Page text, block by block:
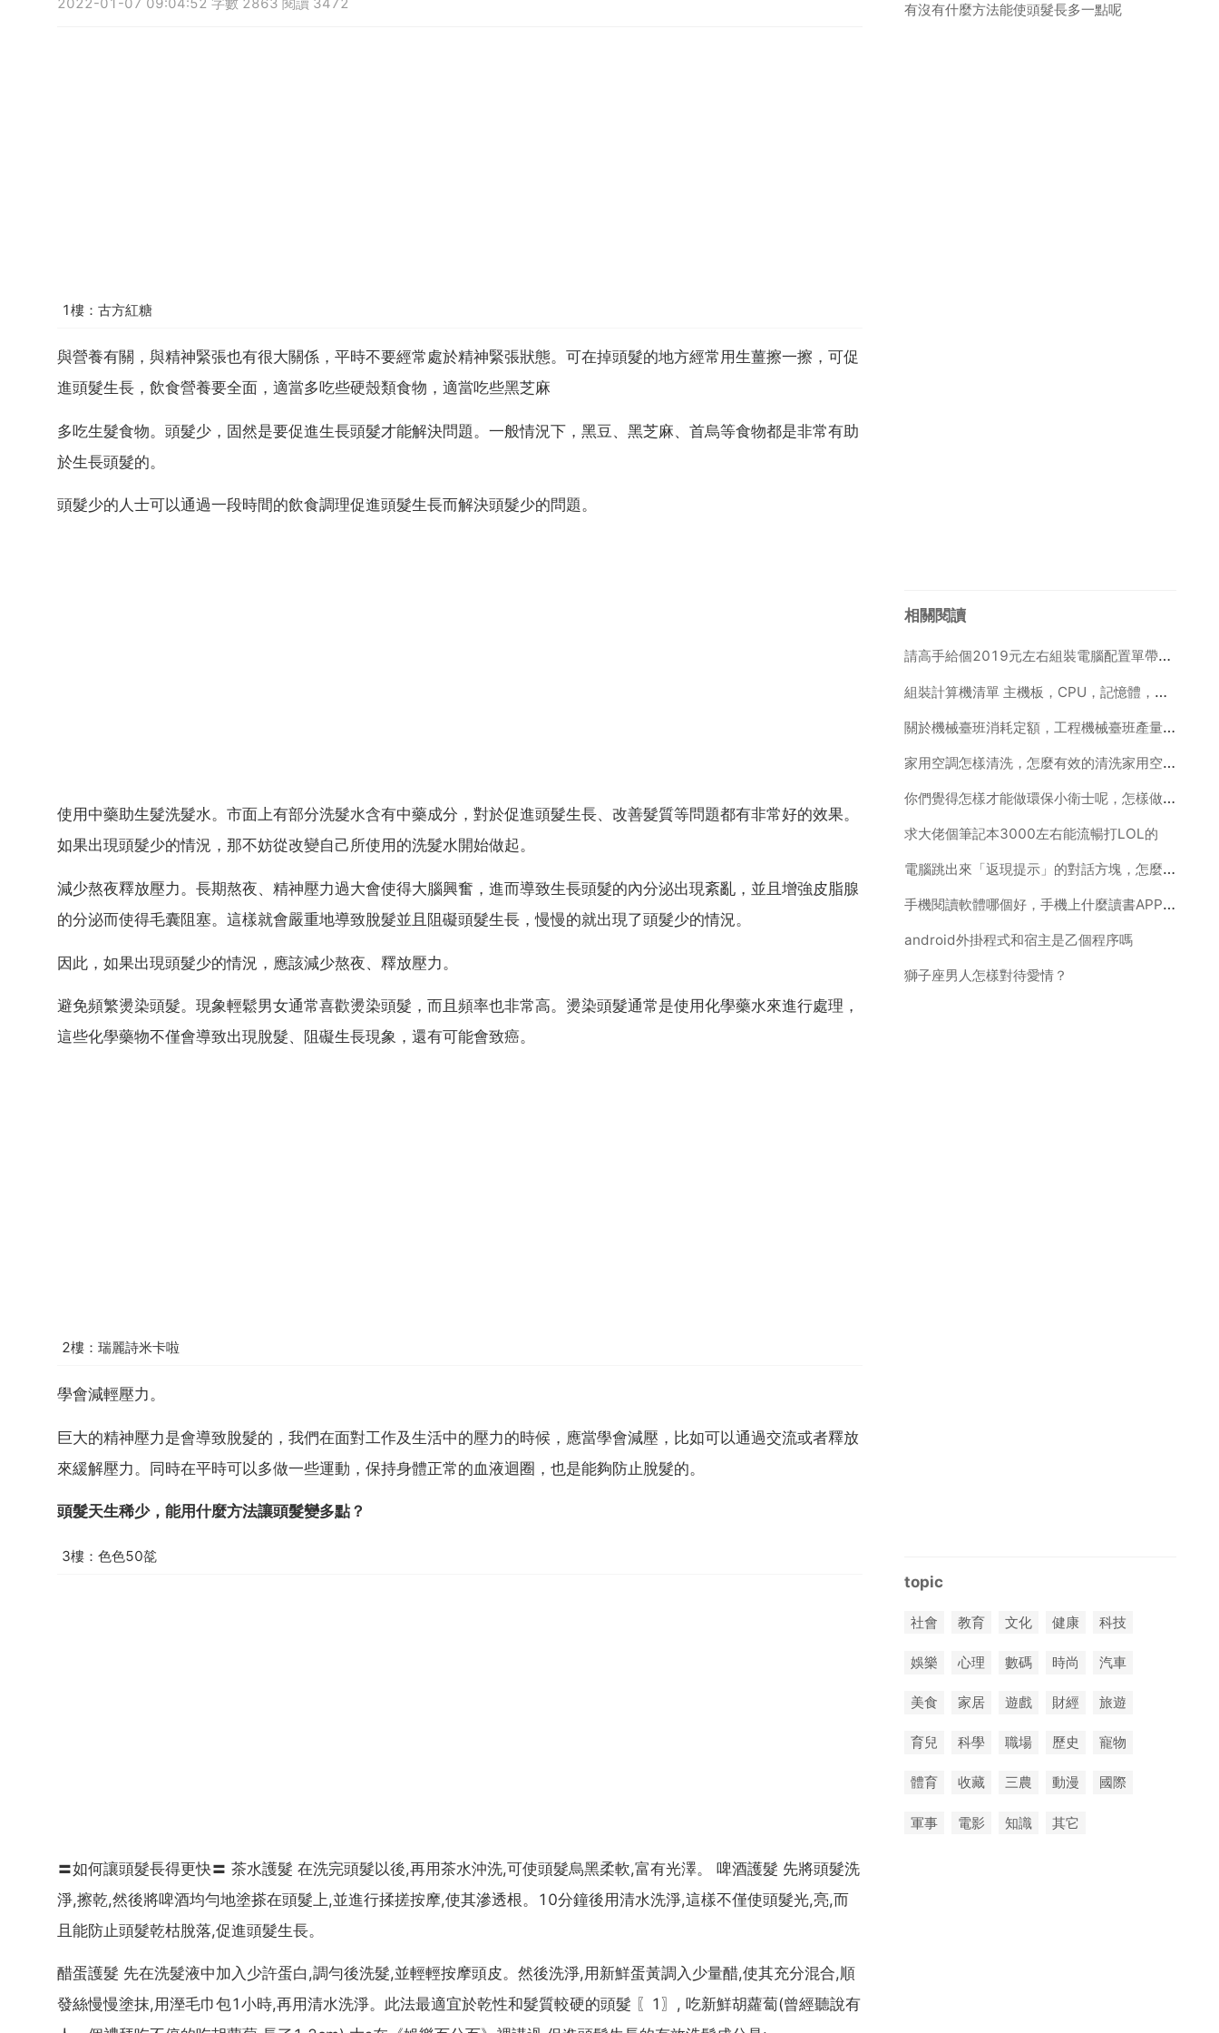
2022-01-07 09:04:52 字數 2863 閱讀 3472
1樓：古方紅糖
與營養有關，與精神緊張也有很大關係，平時不要經常處於精神緊張狀態。可在掉頭髮的地方經常用生薑擦一擦，可促
進頭髮生長，飲食營養要全面，適當多吃些硬殼類食物，適當吃些黑芝麻
多吃生髮食物。頭髮少，固然是要促進生長頭髮才能解決問題。一般情況下，黑豆、黑芝麻、首烏等食物都是非常有助
於生長頭髮的。
頭髮少的人士可以通過一段時間的飲食調理促進頭髮生長而解決頭髮少的問題。
使用中藥助生髮洗髮水。市面上有部分洗髮水含有中藥成分，對於促進頭髮生長、改善髮質等問題都有非常好的效果。
如果出現頭髮少的情況，那不妨從改變自己所使用的洗髮水開始做起。
減少熬夜釋放壓力。長期熬夜、精神壓力過大會使得大腦興奮，進而導致生長頭髮的內分泌出現紊亂，並且增強皮脂腺
的分泌而使得毛囊阻塞。這樣就會嚴重地導致脫髮並且阻礙頭髮生長，慢慢的就出現了頭髮少的情況。
因此，如果出現頭髮少的情況，應該減少熬夜、釋放壓力。
避免頻繁燙染頭髮。現象輕鬆男女通常喜歡燙染頭髮，而且頻率也非常高。燙染頭髮通常是使用化學藥水來進行處理，
這些化學藥物不僅會導致出現脫髮、阻礙生長現象，還有可能會致癌。
2樓：瑞麗詩米卡啦
學會減輕壓力。
巨大的精神壓力是會導致脫髮的，我們在面對工作及生活中的壓力的時候，應當學會減壓，比如可以通過交流或者釋放
來緩解壓力。同時在平時可以多做一些運動，保持身體正常的血液迴圈，也是能夠防止脫髮的。
頭髮天生稀少，能用什麼方法讓頭髮變多點？
3樓：色色50旕
〓如何讓頭髮長得更快〓 茶水護髮 在洗完頭髮以後,再用茶水沖洗,可使頭髮烏黑柔軟,富有光澤。 啤酒護髮 先將頭髮洗
淨,擦乾,然後將啤酒均勻地塗搽在頭髮上,並進行揉搓按摩,使其滲透根。10分鐘後用清水洗淨,這樣不僅使頭髮光,亮,而
且能防止頭髮乾枯脫落,促進頭髮生長。
醋蛋護髮 先在洗髮液中加入少許蛋白,調勻後洗髮,並輕輕按摩頭皮。然後洗淨,用新鮮蛋黃調入少量醋,使其充分混合,順
發絲慢慢塗抹,用溼毛巾包1小時,再用清水洗淨。此法最適宜於乾性和髮質較硬的頭髮 〖1〗, 吃新鮮胡蘿蔔(曾經聽說有
有沒有什麼方法能使頭髮長多一點呢
相關閱讀
請高手給個2019元左右組裝電腦配置單帶液晶顯示器的
組裝計算機清單 主機板，CPU，記憶體，硬碟，顯示卡，音效卡，光碟機，網絡卡，機箱，電源
關於機械臺班消耗定額，工程機械臺班產量定額與臺班費用定額之間的關係是什麼？
家用空調怎樣清洗，怎麼有效的清洗家用空調？
你們覺得怎樣才能做環保小衛士呢，怎樣做一個環保小衛士
求大佬個筆記本3000左右能流暢打LOL的
電腦跳出來「返現提示」的對話方塊，怎麼去掉啊？
手機閱讀軟體哪個好，手機上什麼讀書APP最好啊
android外掛程式和宿主是乙個程序嗎
獅子座男人怎樣對待愛情？
topic
社會 教育 文化 健康 科技
娛樂 心理 數碼 時尚 汽車
美食 家居 遊戲 財經 旅遊
育兒 科學 職場 歷史 寵物
體育 收藏 三農 動漫 國際
軍事 電影 知識 其它